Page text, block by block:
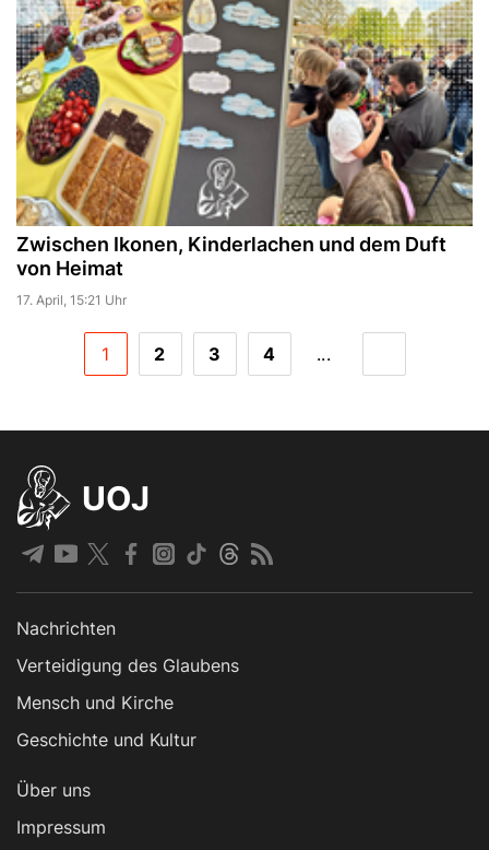
Zwischen Ikonen, Kinderlachen und dem Duft
von Heimat
17. April, 15:21 Uhr
1 2 3 4 ...
UOJ
Nachrichten
Verteidigung des Glaubens
Mensch und Kirche
Geschichte und Kultur
Über uns
Impressum